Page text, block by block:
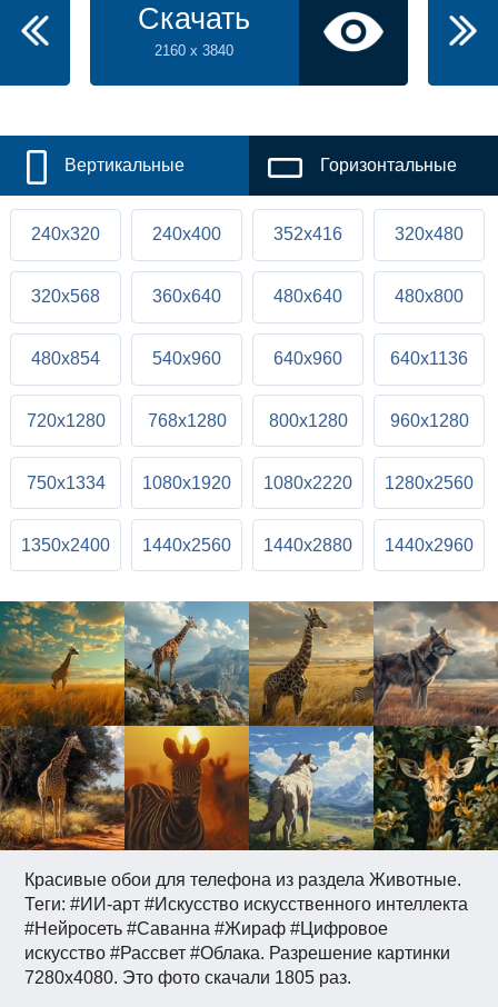
Красивые обои для телефона из раздела Животные.
Теги: #ИИ-арт #Искусство искусственного интеллекта
#Нейросеть #Саванна #Жираф #Цифровое
искусство #Рассвет #Облака. Разрешение картинки
7280x4080. Это фото скачали 1805 раз.
Скачать
2160 x 3840
Вертикальные Горизонтальные
240x320 240x400 352x416 320x480
320x568 360x640 480x640 480x800
480x854 540x960 640x960 640x1136
720x1280 768x1280 800x1280 960x1280
750x1334 1080x1920 1080x2220 1280x2560
1350x2400 1440x2560 1440x2880 1440x2960